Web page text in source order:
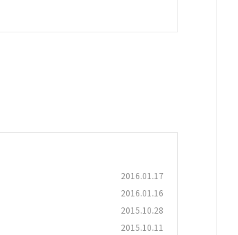
2016.01.17
2016.01.16
2015.10.28
2015.10.11